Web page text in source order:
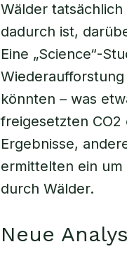
Wälder
dadurch ist,
Eine „Science“-
könnten – was
freigesetzten
Ergebnisse,
ermittelten ein
durch Wälder.
Neue